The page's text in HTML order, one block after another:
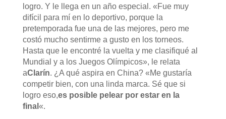
logro. Y le llega en un año especial. «Fue muy
difícil para mí en lo deportivo, porque la
pretemporada fue una de las mejores, pero me
costó mucho sentirme a gusto en los torneos.
Hasta que le encontré la vuelta y me clasifiqué al
Mundial y a los Juegos Olímpicos», le relata
aClarín. ¿A qué aspira en China? «Me gustaría
competir bien, con una linda marca. Sé que si
logro eso,es posible pelear por estar en la
final «.